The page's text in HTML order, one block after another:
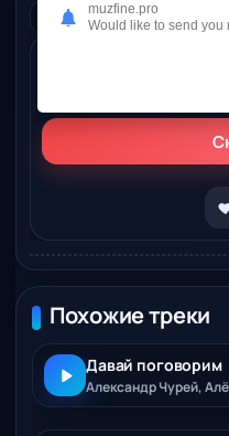
Жанр:
Похожие треки
Давай поговорим
Aлекcaндр Чурей,
muzfine.pro
Would like to send you